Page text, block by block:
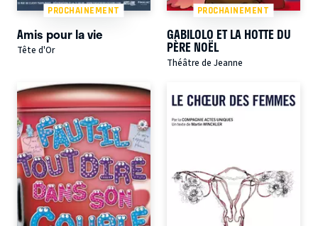
PROCHAINEMENT
Amis pour la vie
Tête d'Or
PROCHAINEMENT
GABILOLO ET LA HOTTE DU
PÈRE NOËL
Théâtre de Jeanne